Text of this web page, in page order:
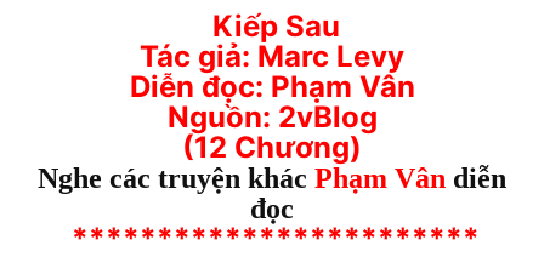
Kiếp Sau
Tác giả: Marc Levy
Diễn đọc: Phạm Vân
Nguồn: 2vBlog
(12 Chương)
Nghe các truyện khác Phạm Vân diễn
đọc
************************